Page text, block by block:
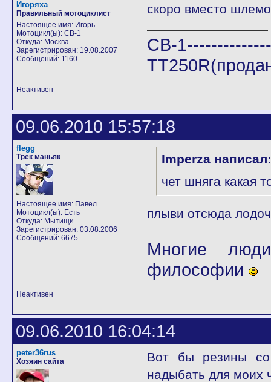
Игоряха
Правильный мотоциклист
Настоящее имя: Игорь
Мотоцикл(ы): СВ-1
Откуда: Москва
Зарегистрирован: 19.08.2007
Сообщений: 1160
скоро вместо
CB-
Неактивен
09.06.2010 15:57:18
flegg
Трек маньяк
Настоящее имя: Павел
Мотоцикл(ы): Есть
Откуда: Мытищи
Зарегистрирован: 03.08.2006
Сообщений: 6675
Imperza написал:
чет шняга какая
плыви отсюда
Многие
философии
Неактивен
09.06.2010 16:04:14
peter36rus
Хозяин сайта
Вот бы резины со
надыбать для моих